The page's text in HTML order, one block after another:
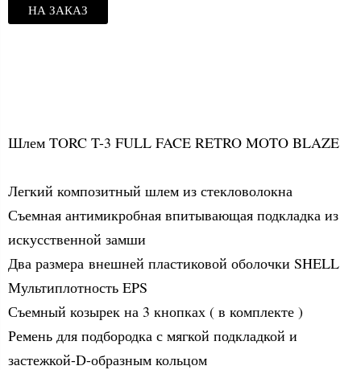
НА ЗАКАЗ
Шлем TORC T-3 FULL FACE RETRO MOTO BLAZE
Легкий композитный шлем из стекловолокна
Съемная антимикробная впитывающая подкладка из
искусственной замши
Два размера внешней пластиковой оболочки SHELL
Мультиплотность EPS
Съемный козырек на 3 кнопках ( в комплекте )
Ремень для подбородка с мягкой подкладкой и
застежкой-D-образным кольцом